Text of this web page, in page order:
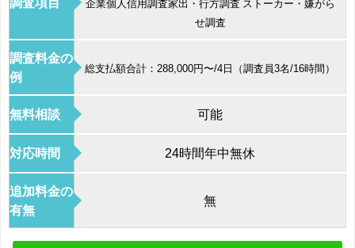
企業個人信用調査家出・行方調査 ストーカー・嫌がら
せ調査
調査料金の
例
総支払額合計：288,000円〜/4日（調査員3名/16時間）
無料相談 可能
対応時間 24時間年中無休
追加料金の
有無
無